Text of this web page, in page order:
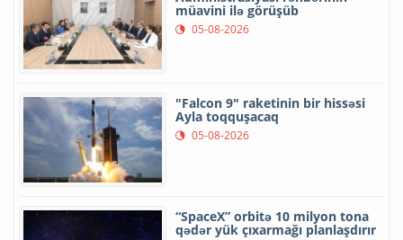
müavini ilə görüşüb
05-08-2026
"Falcon 9" raketinin bir hissəsi
Ayla toqquşacaq
05-08-2026
“SpaceX” orbitə 10 milyon tona
qədər yük çıxarmağı planlaşdırır